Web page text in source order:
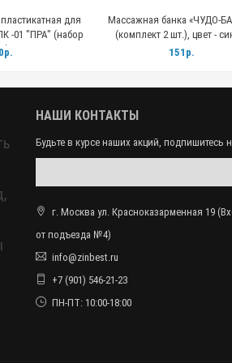
для
-01 "ПРА" (набор
Массажная банка «ЧУДО-
(комплект 2 шт.), цвет -
151р.
НАШИ КОНТАКТЫ
Будьте в курсе наших акций, подпишитесь
г. Москва ул. Красноказарменная 19
от подъезда №4)
info@zinbest.ru
+7 (901) 546-21-23
ПН-ПТ: 10:00-18:00